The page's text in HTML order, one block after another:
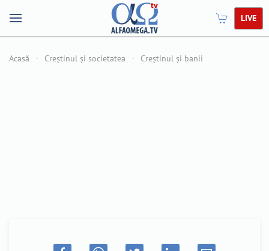
LIVE
Acasă Creștinul și societatea Creștinul și banii